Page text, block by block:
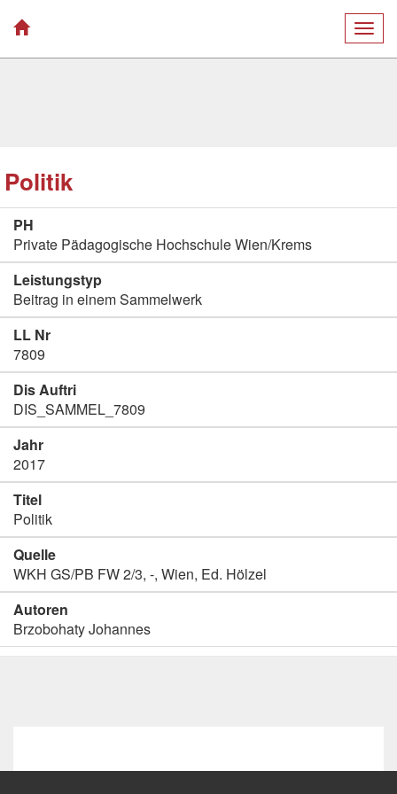
Politik
PH
Private Pädagogische Hochschule Wien/Krems
Leistungstyp
Beitrag in einem Sammelwerk
LL Nr
7809
Dis Auftri
DIS_SAMMEL_7809
Jahr
2017
Titel
Politik
Quelle
WKH GS/PB FW 2/3, -, Wien, Ed. Hölzel
Autoren
Brzobohaty Johannes